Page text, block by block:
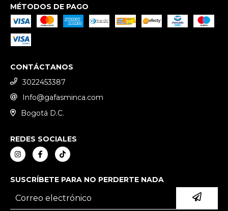
MÉTODOS DE PAGO
CONTÁCTANOS
3022453387
Info@gafasminca.com
Bogotá D.C.
REDES SOCIALES
SUSCRÍBETE PARA NO PERDERTE NADA